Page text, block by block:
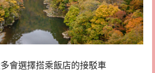
會選擇搭乘飯店的接駁車